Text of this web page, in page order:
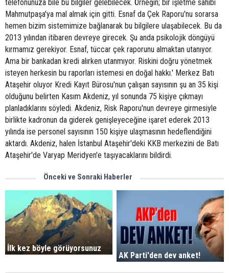
telefonunuza bile bu bilgiler gelebilecek. Örneğin; bir işletme sahibi
Mahmutpaşa'ya mal almak için gitti. Esnaf da Çek Raporu'nu sorarsa
hemen bizim sistemimize bağlanarak bu bilgilere ulaşabilecek. Bu da
2013 yılından itibaren devreye girecek. Şu anda psikolojik döngüyü
kırmamız gerekiyor. Esnaf, tüccar çek raporunu almaktan utanıyor.
Ama bir bankadan kredi alırken utanmıyor. Riskini doğru yönetmek
isteyen herkesin bu raporları istemesi en doğal hakkı.' Merkez Batı
Ataşehir oluyor Kredi Kayıt Bürosu'nun çalışan sayısının şu an 35 kişi
olduğunu belirten Kasım Akdeniz, yıl sonunda 75 kişiye çıkmayı
planladıklarını söyledi. Akdeniz, Risk Raporu'nun devreye girmesiyle
birlikte kadronun da giderek genişleyeceğine işaret ederek 2013
yılında ise personel sayısının 150 kişiye ulaşmasının hedeflendiğini
aktardı. Akdeniz, halen İstanbul Ataşehir'deki KKB merkezini de Batı
Ataşehir'de Varyap Meridyen'e taşıyacaklarını bildirdi.
Önceki ve Sonraki Haberler
İlk kez böyle görüyorsunuz
AK Parti'den dev anket!